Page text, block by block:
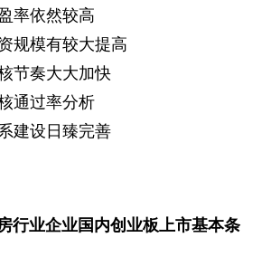
率依然较高
规模有较大提高
节奏大大加快
通过率分析
建设日臻完善
行业企业国内创业板上市基本条